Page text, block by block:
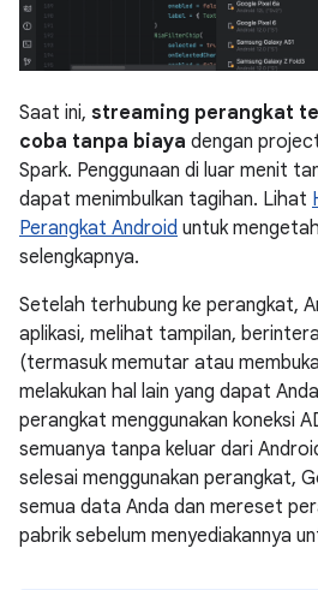
Saat ini, streaming perangkat
coba tanpa biaya dengan
Spark. Penggunaan di luar menit
dapat menimbulkan tagihan. Lihat
Perangkat Android untuk
selengkapnya.
Setelah terhubung ke perangkat,
aplikasi, melihat tampilan,
(termasuk memutar atau
melakukan hal lain yang dapat
perangkat menggunakan koneksi
semuanya tanpa keluar dari
selesai menggunakan perangkat,
semua data Anda dan mereset
pabrik sebelum menyediakannya